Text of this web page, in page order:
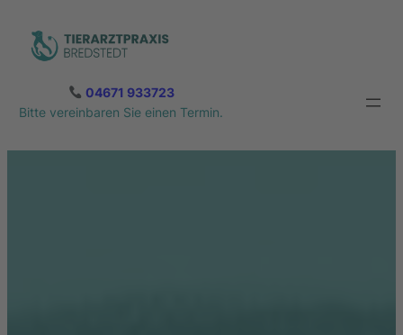
Inhalt
springen
04671 933723
Bitte vereinbaren Sie einen Termin.